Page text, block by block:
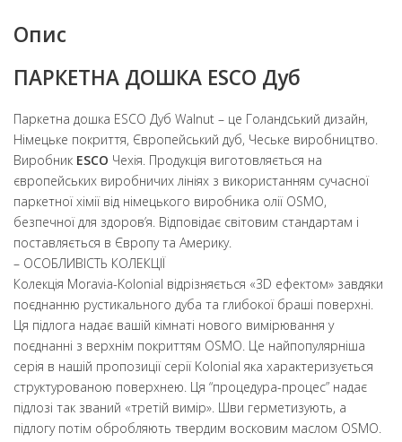
Опис
ПАРКЕТНА ДОШКА ESCO Дуб
Паркетна дошка ESCO Дуб Walnut – це Голандський дизайн,
Німецьке покриття, Європейський дуб, Чеське виробництво.
Виробник ESCO Чехія. Продукція виготовляється на
європейських виробничих лініях з використанням сучасної
паркетної хімії від німецького виробника олії OSMO,
безпечної для здоров’я. Відповідає світовим стандартам і
поставляється в Європу та Америку.
– ОСОБЛИВІСТЬ КОЛЕКЦІЇ
Колекція Moravia-Kolonial відрізняється «3D ефектом» завдяки
поєднанню рустикального дуба та глибокої браші поверхні.
Ця підлога надає вашій кімнаті нового вимірювання у
поєднанні з верхнім покриттям OSMO. Це найпопулярніша
серія в нашій пропозиції серії Kolonial яка характеризується
структурованою поверхнею. Ця “процедура-процес” надає
підлозі так званий «третій вимір». Шви герметизують, а
підлогу потім обробляють твердим восковим маслом OSMO.